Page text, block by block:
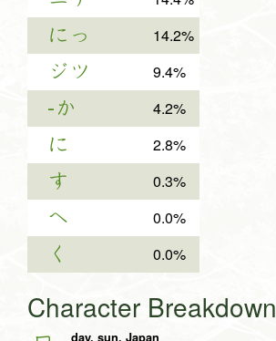
にっ 14.2%
ジツ 9.4%
-か 4.2%
に 2.8%
す 0.3%
へ 0.0%
く 0.0%
Character Breakdown
day, sun, Japan